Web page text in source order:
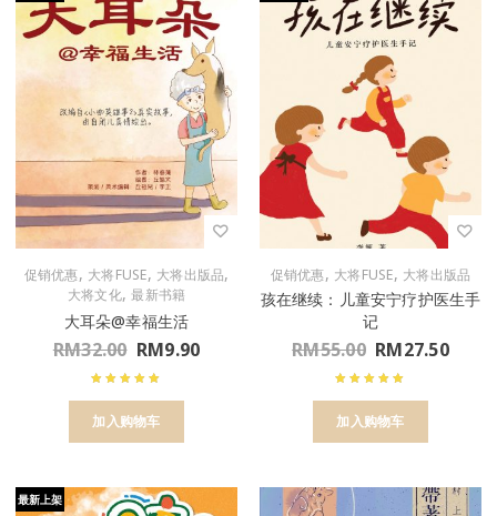
促销优惠, 大将FUSE, 大将出版品,
大将文化,最新书籍
大耳朵@幸福生活
RM32.00 RM9.90
加入购物车
促销优惠, 大将FUSE, 大将出版品
孩在继续：儿童安宁疗护医生手
记
RM55.00 RM27.50
加入购物车
最新上架